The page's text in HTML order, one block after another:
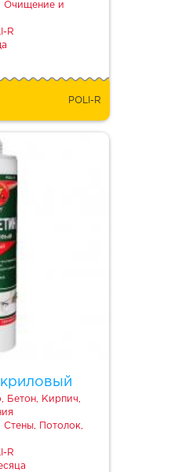
Очищение и
R
POLI-R
Бетон, Кирпич,
Стены, Потолок,
R